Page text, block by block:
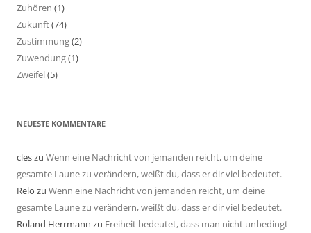
Zuhören (1)
Zukunft(74)
Zustimmung(2)
Zuwendung(1)
Zweifel(5)
NEUESTE KOMMENTARE
cleszu Wenn eine Nachricht von jemanden reicht, um deine
gesamte Laune zu verändern, weißt du, dass er dir viel bedeutet.
Relo zu Wenn eine Nachricht von jemanden reicht, um deine
gesamte Laune zu verändern, weißt du, dass er dir viel bedeutet.
Roland Herrmann zu Freiheit bedeutet, dass man nicht unbedingt